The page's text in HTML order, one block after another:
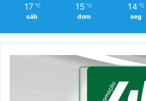
17 ℃
sáb
15 ℃
dom
14 ℃
seg